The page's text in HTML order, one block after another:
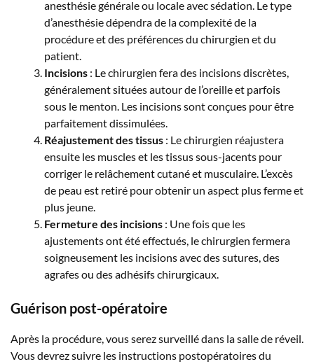
anesthésie générale ou locale avec sédation. Le type
d’anesthésie dépendra de la complexité de la
procédure et des préférences du chirurgien et du
patient.
Incisions : Le chirurgien fera des incisions discrètes,
généralement situées autour de l’oreille et parfois
sous le menton. Les incisions sont conçues pour être
parfaitement dissimulées.
Réajustement des tissus : Le chirurgien réajustera
ensuite les muscles et les tissus sous-jacents pour
corriger le relâchement cutané et musculaire. L’excès
de peau est retiré pour obtenir un aspect plus ferme et
plus jeune.
Fermeture des incisions : Une fois que les
ajustements ont été effectués, le chirurgien fermera
soigneusement les incisions avec des sutures, des
agrafes ou des adhésifs chirurgicaux.
Guérison post-opératoire
Après la procédure, vous serez surveillé dans la salle de réveil.
Vous devrez suivre les instructions postopératoires du